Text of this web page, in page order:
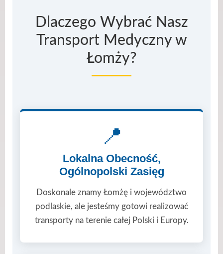
Dlaczego Wybrać Nasz
Transport Medyczny w
Łomży?
📍
Lokalna Obecność,
Ogólnopolski Zasięg
Doskonale znamy Łomżę i województwo
podlaskie, ale jesteśmy gotowi realizować
transporty na terenie całej Polski i Europy.